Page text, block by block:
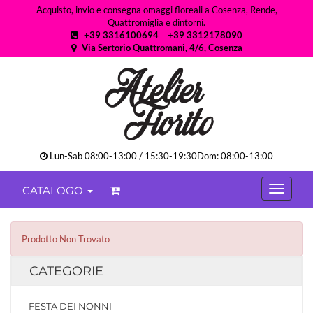
Acquisto, invio e consegna omaggi floreali a Cosenza, Rende,
Quattromiglia e dintorni.
+39 3316100694
+39 3312178090
Via Sertorio Quattromani, 4/6, Cosenza
Lun-Sab 08:00-13:00 / 15:30-19:30Dom: 08:00-13:00
CATALOGO
Prodotto Non Trovato
CATEGORIE
FESTA DEI NONNI